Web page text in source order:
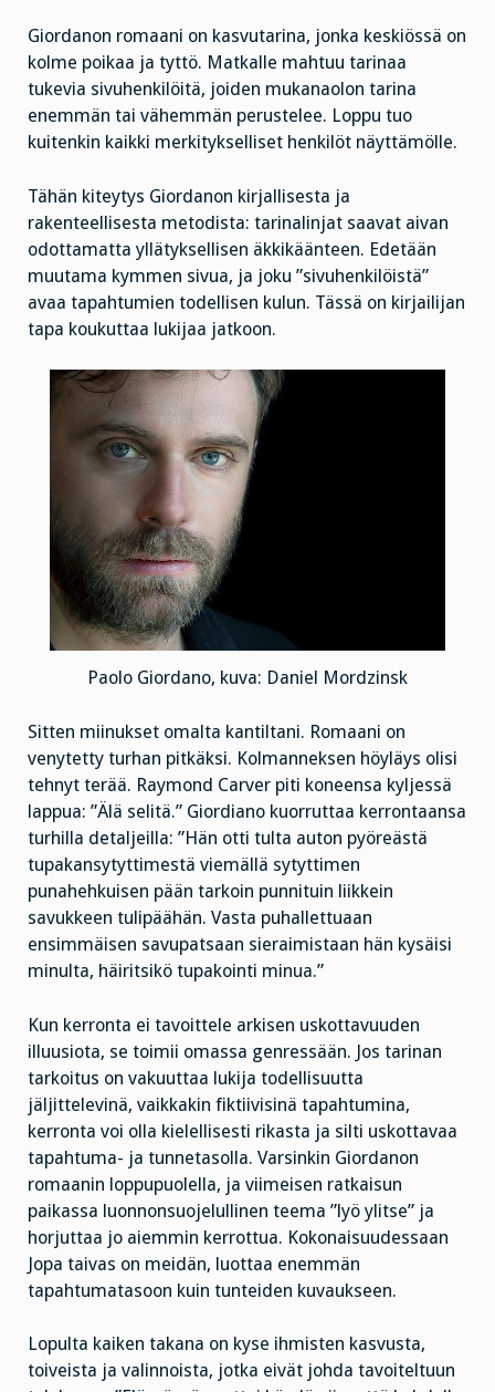
Giordanon romaani on kasvutarina, jonka keskiössä on
kolme poikaa ja tyttö. Matkalle mahtuu tarinaa
tukevia sivuhenkilöitä, joiden mukanaolon tarina
enemmän tai vähemmän perustelee. Loppu tuo
kuitenkin kaikki merkitykselliset henkilöt näyttämölle.
Tähän kiteytys Giordanon kirjallisesta ja
rakenteellisesta metodista: tarinalinjat saavat aivan
odottamatta yllätyksellisen äkkikäänteen. Edetään
muutama kymmen sivua, ja joku ”sivuhenkilöistä”
avaa tapahtumien todellisen kulun. Tässä on kirjailijan
tapa koukuttaa lukijaa jatkoon.
Paolo Giordano, kuva: Daniel Mordzinsk
Sitten miinukset omalta kantiltani. Romaani on
venytetty turhan pitkäksi. Kolmanneksen höyläys olisi
tehnyt terää. Raymond Carver piti koneensa kyljessä
lappua: ”Älä selitä.” Giordiano kuorruttaa kerrontaansa
turhilla detaljeilla: ”Hän otti tulta auton pyöreästä
tupakansytyttimestä viemällä sytyttimen
punahehkuisen pään tarkoin punnituin liikkein
savukkeen tulipäähän. Vasta puhallettuaan
ensimmäisen savupatsaan sieraimistaan hän kysäisi
minulta, häiritsikö tupakointi minua.”
Kun kerronta ei tavoittele arkisen uskottavuuden
illuusiota, se toimii omassa genressään. Jos tarinan
tarkoitus on vakuuttaa lukija todellisuutta
jäljittelevinä, vaikkakin fiktiivisinä tapahtumina,
kerronta voi olla kielellisesti rikasta ja silti uskottavaa
tapahtuma- ja tunnetasolla. Varsinkin Giordanon
romaanin loppupuolella, ja viimeisen ratkaisun
paikassa luonnonsuojelullinen teema ”lyö ylitse” ja
horjuttaa jo aiemmin kerrottua. Kokonaisuudessaan
Jopa taivas on meidän, luottaa enemmän
tapahtumatasoon kuin tunteiden kuvaukseen.
Lopulta kaiken takana on kyse ihmisten kasvusta,
toiveista ja valinnoista, jotka eivät johda tavoiteltuun